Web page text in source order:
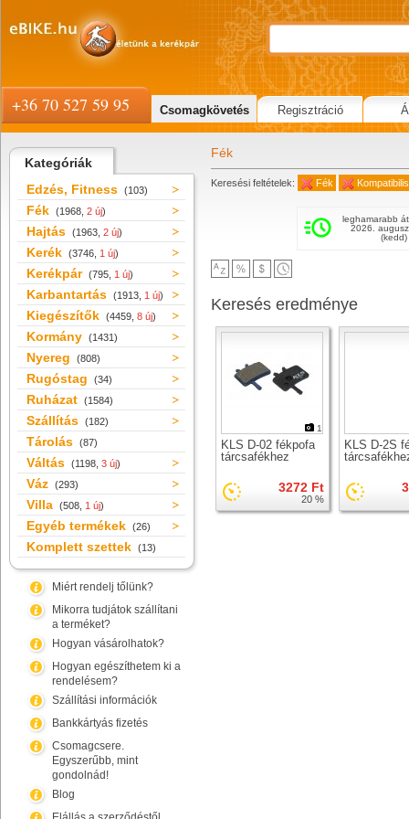
Kategóriák
Edzés, Fitness (103)
Fék (1968, 2 új)
Hajtás (1963, 2 új)
Kerék (3746, 1 új)
Kerékpár (795, 1 új)
Karbantartás (1913, 1 új)
Kiegészítők (4459, 8 új)
Kormány (1431)
Nyereg (808)
Rugóstag (34)
Ruházat (1584)
Szállítás (182)
Tárolás (87)
Váltás (1198, 3 új)
Váz (293)
Villa (508, 1 új)
Egyéb termékek (26)
Komplett szettek (13)
Miért rendelj tőlünk?
Mikorra tudjátok szállítani
a terméket?
Hogyan vásárolhatok?
Hogyan egészíthetem ki a
rendelésem?
Szállítási információk
Bankkártyás fizetés
Csomagcsere.
Egyszerűbb, mint
gondolnád!
Blog
Fék
Keresési feltételek: Fék
leghamarabb
2026.
(kedd)
Keresés eredménye
1
KLS D-02 fékpofa
tárcsafékhez
3272 Ft
20 %
KLS D-2S
+36 70 527 59 95 Csomagkövetés Regisztráció